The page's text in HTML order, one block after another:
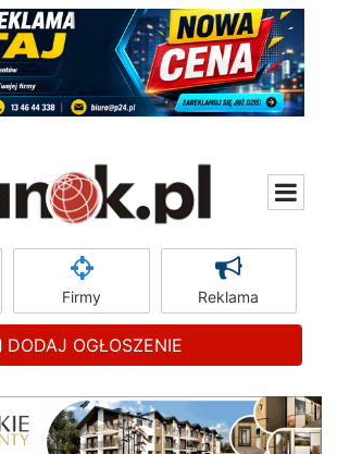
Firmy Reklama
DODAJ OGŁOSZENIE